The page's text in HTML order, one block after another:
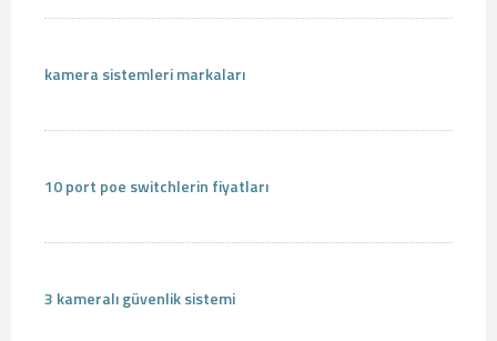
kamera sistemleri markaları
10 port poe switchlerin fiyatları
3 kameralı güvenlik sistemi